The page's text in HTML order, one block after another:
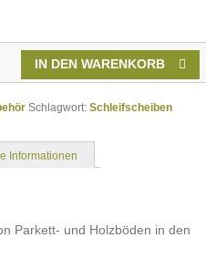
IN DEN WARENKORB
Schlagwort: Schleifscheiben
Informationen
Parkett- und Holzböden in den